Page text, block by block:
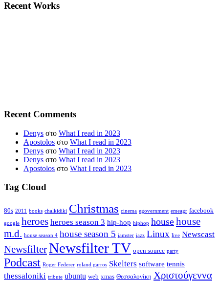
Recent Works
Recent Comments
Denys στο What I read in 2023
Apostolos στο What I read in 2023
Denys στο What I read in 2023
Denys στο What I read in 2023
Apostolos στο What I read in 2023
Tag Cloud
80s 2011 books chalkidiki Christmas cinema egovernment emeagr facebook
google heroes heroes season 3 hip-hop hiphop househouse
m.d. house season 4 house season 5 jamster jazz Linux live Newscast
NewsfilterNewsfilter TV open source party
Podcast Roger Federer roland garros Skelters software tennis
thessaloniki tribute ubuntu web xmas Θεσσαλονίκη Χριστούγεννα